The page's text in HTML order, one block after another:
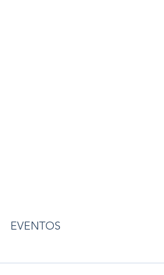
EVENTOS